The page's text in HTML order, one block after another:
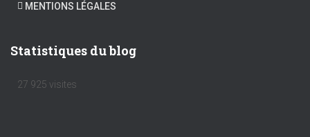
MENTIONS LÉGALES
Statistiques du blog
27 925 visites